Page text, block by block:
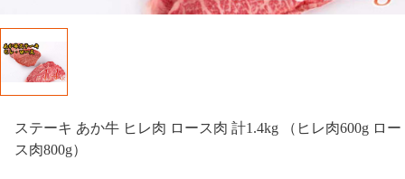
ステーキ あか牛 ヒレ肉 ロース肉 計1.4kg （ヒレ肉600g ロー
ス肉800g）